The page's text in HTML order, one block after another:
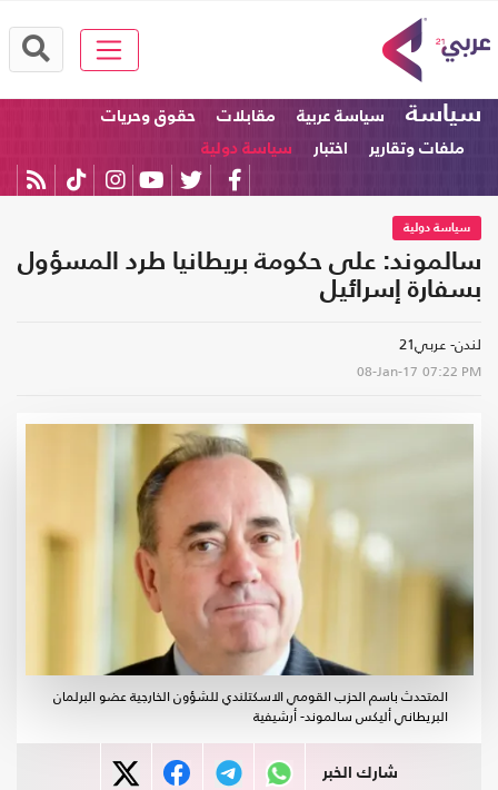
سياسة سياسة عربية مقابلات
حقوق وحريات
ملفات وتقارير
اختبار سياسة دولية
سياسة دولية
سالموند: على حكومة بريطانيا طرد المسؤول
بسفارة إسرائيل
لندن- عربي21
08-Jan-17 07:22 PM
المتحدث باسم الحزب القومي الاسكتلندي للشؤون الخارجية عضو البرلمان
البريطاني أليكس سالموند- أرشيفية
شارك الخبر